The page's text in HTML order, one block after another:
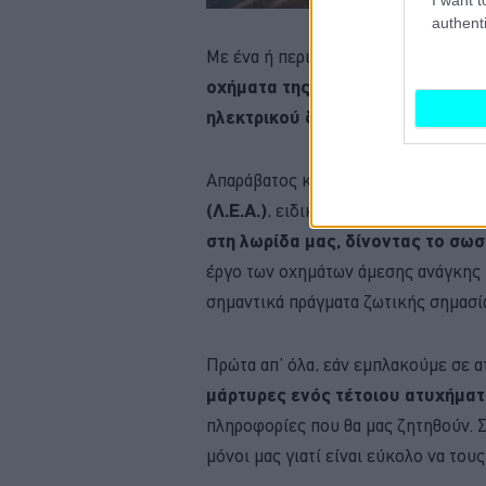
Με ένα ή περισσότερα ερυθρά φώτα
οχήματα της πυροσβεστικής
ηλεκτρικού δικτύου
, καθώς και
Απαράβατος κανόνας είναι ότι
δεν
(Λ.Ε.Α.), ειδικά όταν η κυκλοφορία
στη λωρίδα μας, δίνοντας το
έργο των οχημάτων άμεσης ανάγκης
σημαντικά πράγματα ζωτικής
Πρώτα απ’ όλα, εάν εμπλακούμε σε
μάρτυρες ενός τέτοιου
πληροφορίες που θα μας ζητηθούν.
μόνοι μας γιατί είναι εύκολο να